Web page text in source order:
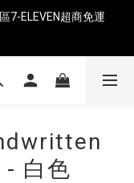
澳門、新加坡、馬來
- 白色